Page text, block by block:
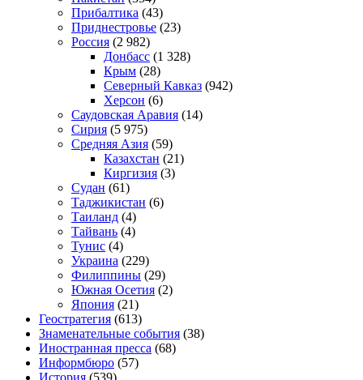
Прибалтика (43)
Приднестровье (23)
Россия (2 982)
Донбасс (1 328)
Крым (28)
Северный Кавказ (942)
Херсон (6)
Саудовская Аравия (14)
Сирия (5 975)
Средняя Азия (59)
Казахстан (21)
Киргизия (3)
Судан (61)
Таджикистан (6)
Таиланд (4)
Тайвань (4)
Тунис (4)
Украина (229)
Филиппины (29)
Южная Осетия (2)
Япония (21)
Геостратегия (613)
Знаменательные события (38)
Иностранная пресса (68)
Информбюро (57)